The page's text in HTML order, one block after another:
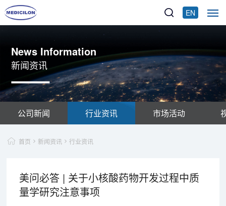
EN
News Information
新闻资讯
公司新闻 行业资讯 市场活动
首页 新闻资讯 行业资讯
美问必答 | 关于小核酸药物开发过程中质
量学研究注意事项